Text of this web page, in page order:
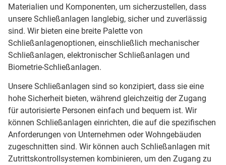
Materialien und Komponenten, um sicherzustellen, dass
unsere Schließanlagen langlebig, sicher und zuverlässig
sind. Wir bieten eine breite Palette von
Schließanlagenoptionen, einschließlich mechanischer
Schließanlagen, elektronischer Schließanlagen und
Biometrie-Schließanlagen.
Unsere Schließanlagen sind so konzipiert, dass sie eine
hohe Sicherheit bieten, während gleichzeitig der Zugang
für autorisierte Personen einfach und bequem ist. Wir
können Schließanlagen einrichten, die auf die spezifischen
Anforderungen von Unternehmen oder Wohngebäuden
zugeschnitten sind. Wir können auch Schließanlagen mit
Zutrittskontrollsystemen kombinieren, um den Zugang zu